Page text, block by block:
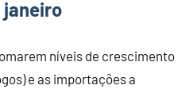
níveis de crescimento
e as importações a